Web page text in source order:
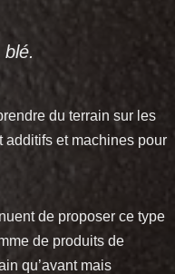
du terrain sur les
et machines pour
de proposer ce type
de produits de
qu’avant mais